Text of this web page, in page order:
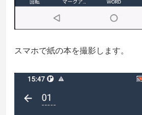
スマホで紙の本を撮影します。